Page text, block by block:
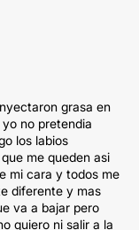
grasa en
no pretendia
los labios
me queden asi
mi cara y todos me
diferente y mas
va a bajar pero
quiero ni salir a la